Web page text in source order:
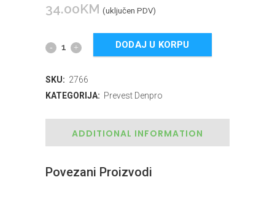
34.00KM (uključen PDV)
DODAJ U KORPU
SKU: 2766
KATEGORIJA: Prevest Denpro
ADDITIONAL INFORMATION
Povezani Proizvodi